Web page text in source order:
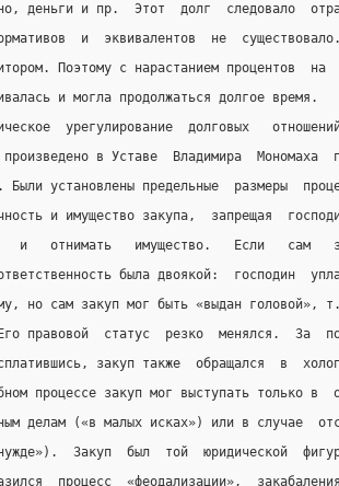
деньги и пр.  Этот  долг  следовало
и  эквивалентов  не
Поэтому с нарастанием процентов  на
и могла продолжаться долгое время.
урегулирование  долговых
произведено в Уставе  Владимира  Мономаха
Были установлены предельные  размеры
и имущество закупа,  запрещая
и   отнимать   имущество.   Если   сам
была двоякой:  господин
но сам закуп мог быть «выдан головой»,
правовой  статус  резко  менялся.  За
закуп также  обращался  в
процессе закуп мог выступать только в
делам («в малых исках») или в случае
Закуп  был  той  юридической
процесс  «феодализации»,